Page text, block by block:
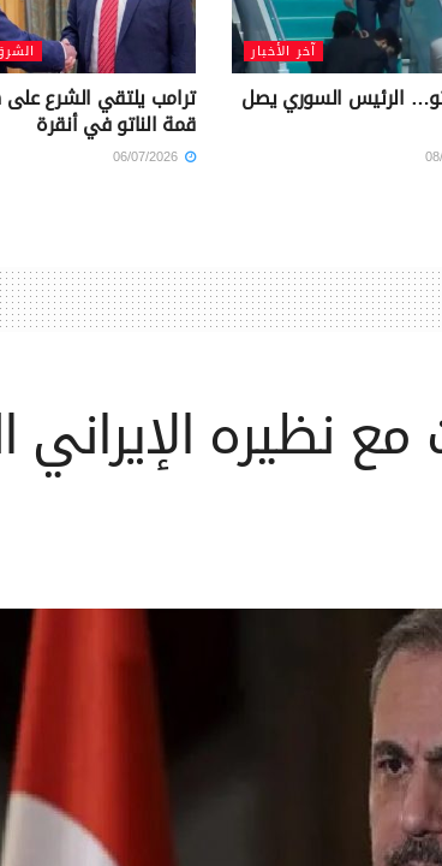
آخر الأخبار
الرئيس السوري يصل ترامب يلتقي الشرع
قمة الناتو في أنقرة
نظيره الإيراني